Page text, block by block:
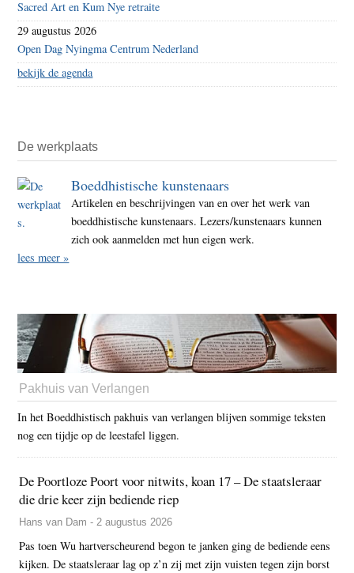
Sacred Art en Kum Nye retraite
29 augustus 2026
Open Dag Nyingma Centrum Nederland
bekijk de agenda
De werkplaats
Boeddhistische kunstenaars
Artikelen en beschrijvingen van en over het werk van
boeddhistische kunstenaars. Lezers/kunstenaars kunnen
zich ook aanmelden met hun eigen werk.
lees meer »
Pakhuis van Verlangen
In het Boeddhistisch pakhuis van verlangen blijven sommige teksten
nog een tijdje op de leestafel liggen.
De Poortloze Poort voor nitwits, koan 17 – De staatsleraar
die drie keer zijn bediende riep
Hans van Dam - 2 augustus 2026
Pas toen Wu hartverscheurend begon te janken ging de bediende eens
kijken. De staatsleraar lag op z’n zij met zijn vuisten tegen zijn borst